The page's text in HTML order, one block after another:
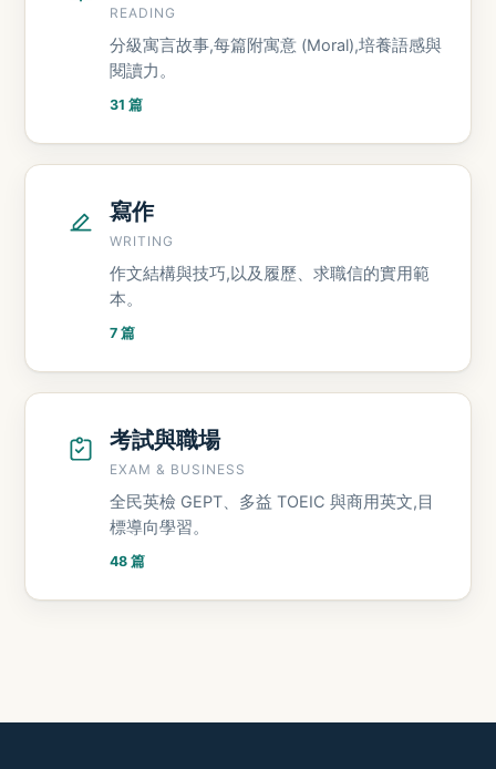
READING
分級寓言故事,每篇附寓意 (Moral),培養語感與
閱讀力。
31 篇
寫作
WRITING
作文結構與技巧,以及履歷、求職信的實用範
本。
7 篇
考試與職場
EXAM & BUSINESS
全民英檢 GEPT、多益 TOEIC 與商用英文,目
標導向學習。
48 篇